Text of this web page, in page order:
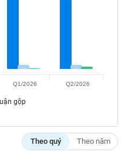
gộp
Q1/2026 Q2/2026
Theo quý Theo năm